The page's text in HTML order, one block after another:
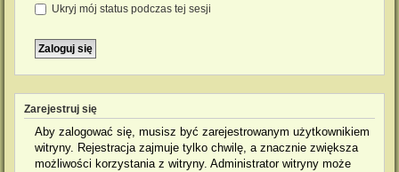
Ukryj mój status podczas tej sesji
Zarejestruj się
Aby zalogować się, musisz być zarejestrowanym użytkownikiem
witryny. Rejestracja zajmuje tylko chwilę, a znacznie zwiększa
możliwości korzystania z witryny. Administrator witryny może